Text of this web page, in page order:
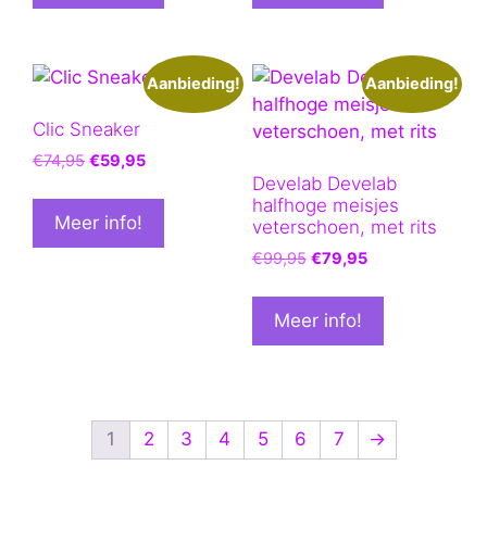
Aanbieding!
Clic Sneaker
€74,95 Oorspronkelijke
was:
€74,95.
€59,95Huidige
is:
Meer info!
Aanbieding!
Develab Develab
halfhoge meisjes
veterschoen, met rits
€99,95 Oorspronkelijke
was:
€99,95.
€79,95Huidige
is:
Meer info!
1 2 3 4 5 6 7 →